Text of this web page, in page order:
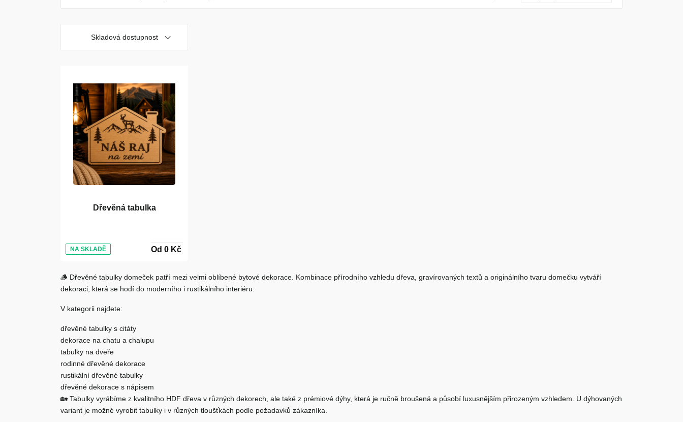
Skladová dostupnost
Dřevěná tabulka
NA SKLADĚ Od 0 Kč
🪵 Dřevěné tabulky domeček patří mezi velmi oblíbené bytové dekorace. Kombinace přírodního vzhledu dřeva, gravírovaných textů a originálního tvaru domečku vytváří
dekoraci, která se hodí do moderního i rustikálního interiéru.
V kategorii najdete:
dřevěné tabulky s citáty
dekorace na chatu a chalupu
tabulky na dveře
rodinné dřevěné dekorace
rustikální dřevěné tabulky
dřevěné dekorace s nápisem
🏡 Tabulky vyrábíme z kvalitního HDF dřeva v různých dekorech, ale také z prémiové dýhy, která je ručně broušená a působí luxusnějším přirozeným vzhledem. U dýhovaných
variant je možné vyrobit tabulky i v různých tloušťkách podle požadavků zákazníka.